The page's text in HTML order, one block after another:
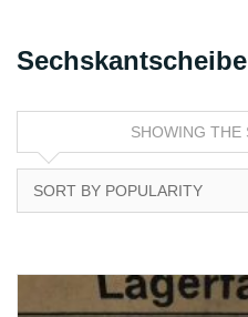
Sechskantscheibe
SHOWING THE